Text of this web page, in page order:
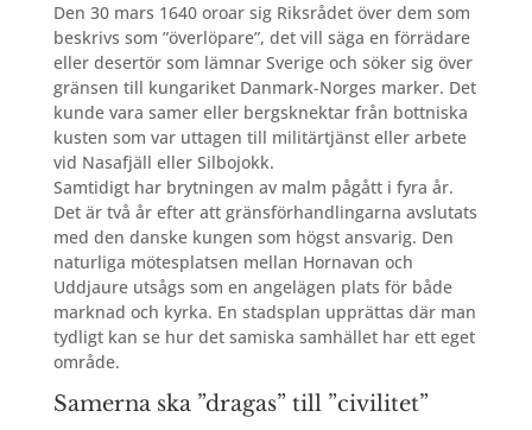
Den 30 mars 1640 oroar sig Riksrådet över dem som
beskrivs som ”överlöpare”, det vill säga en förrädare
eller desertör som lämnar Sverige och söker sig över
gränsen till kungariket Danmark-Norges marker. Det
kunde vara samer eller bergsknektar från bottniska
kusten som var uttagen till militärtjänst eller arbete
vid Nasafjäll eller Silbojokk.
Samtidigt har brytningen av malm pågått i fyra år.
Det är två år efter att gränsförhandlingarna avslutats
med den danske kungen som högst ansvarig. Den
naturliga mötesplatsen mellan Hornavan och
Uddjaure utsågs som en angelägen plats för både
marknad och kyrka. En stadsplan upprättas där man
tydligt kan se hur det samiska samhället har ett eget
område.
Samerna ska ”dragas” till ”civilitet”